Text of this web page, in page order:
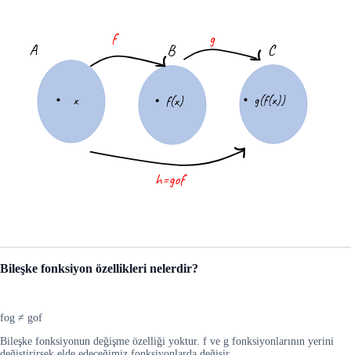
Bileşke fonksiyon özellikleri nelerdir?
fog ≠ gof
Bileşke fonksiyonun değişme özelliği yoktur. f ve g fonksiyonlarının yerini